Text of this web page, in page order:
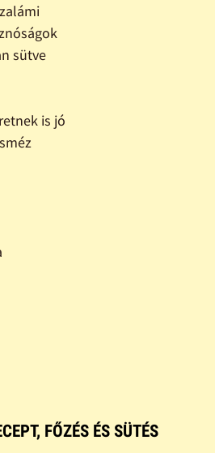
sütve
is jó
FŐZÉS ÉS SÜTÉS